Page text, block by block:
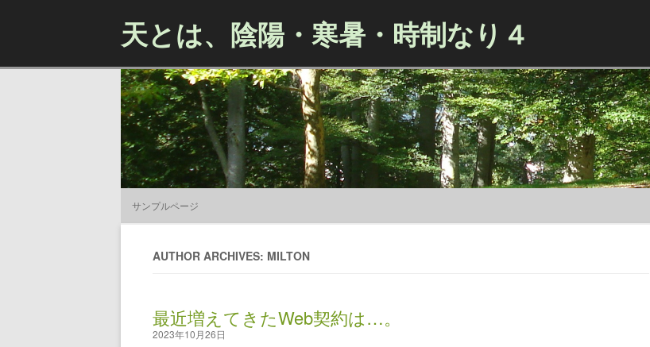
天とは、陰陽・寒暑・時制なり４
サンプルページ
AUTHOR ARCHIVES: MILTON
最近増えてきたWeb契約は…。
2023年10月26日